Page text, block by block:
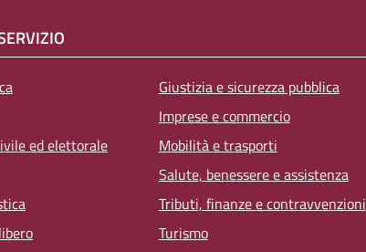
ed elettorale
Giustizia e sicurezza pubblica
Imprese e commercio
Mobilità e trasporti
Salute, benessere e assistenza
Tributi, finanze e contravvenzioni
Turismo